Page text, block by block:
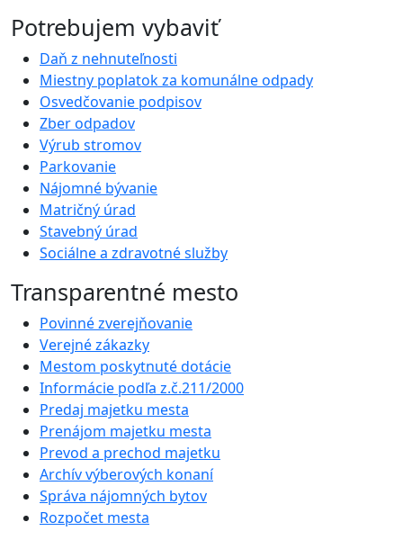
Potrebujem vybaviť
Daň z nehnuteľnosti
Miestny poplatok za komunálne odpady
Osvedčovanie podpisov
Zber odpadov
Výrub stromov
Parkovanie
Nájomné bývanie
Matričný úrad
Stavebný úrad
Sociálne a zdravotné služby
Transparentné mesto
Povinné zverejňovanie
Verejné zákazky
Mestom poskytnuté dotácie
Informácie podľa z.č.211/2000
Predaj majetku mesta
Prenájom majetku mesta
Prevod a prechod majetku
Archív výberových konaní
Správa nájomných bytov
Rozpočet mesta